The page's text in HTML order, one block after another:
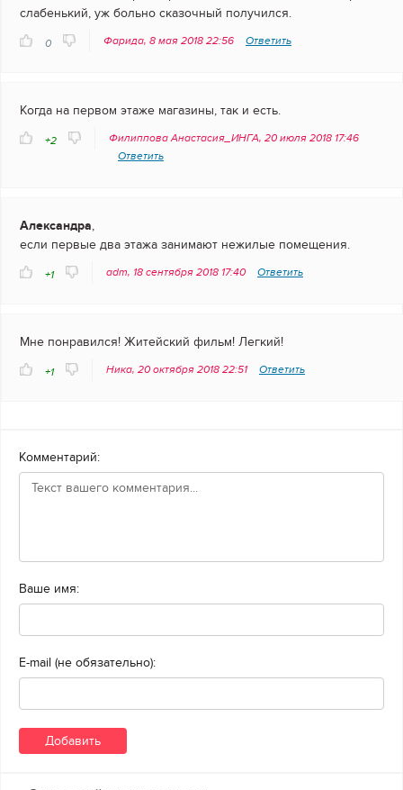
слабенький, уж больно сказочный получился.
0 Фарида, 8 мая 2018 22:56 Ответить
Когда на первом этаже магазины, так и есть.
+2
Филиппова Анастасия_ИНГА, 20 июля 2018 17:46
Ответить
Александра,
если первые два этажа занимают нежилые помещения.
+1 adm, 18 сентября 2018 17:40 Ответить
Мне понравился! Житейский фильм! Легкий!
+1 Ника, 20 октября 2018 22:51 Ответить
Комментарий:
Ваше имя:
E-mail (не обязательно):